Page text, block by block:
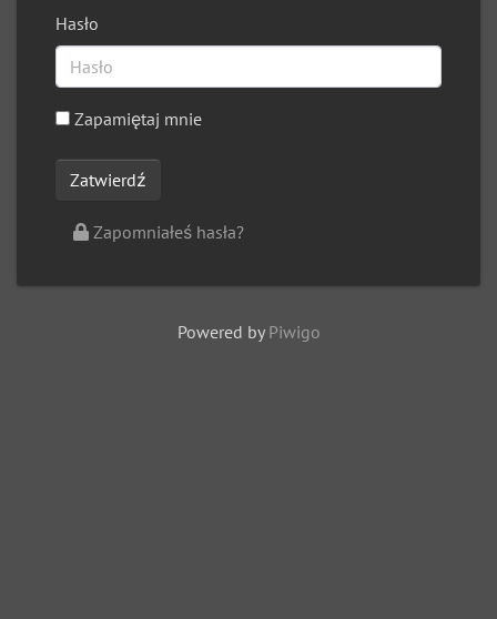
Hasło
Zapamiętaj mnie
Zapomniałeś hasła?
Powered by Piwigo